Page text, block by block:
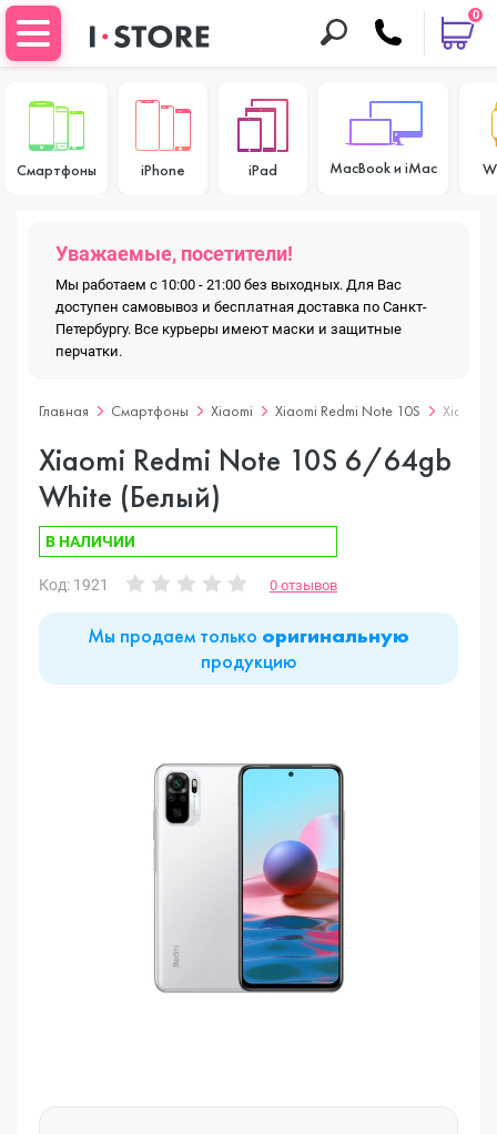
0
Смартфоны iPhone iPad MacBook и iMac
Уважаемые, посетители!
Мы работаем с 10:00 - 21:00 без выходных. Для Вас
доступен самовывоз и бесплатная доставка по Санкт-
Петербургу. Все курьеры имеют маски и защитные
перчатки.
Главная Смартфоны Xiaomi Xiaomi Redmi Note 10S Xiaomi
Xiaomi Redmi Note 10S 6/64gb
White (Белый)
В НАЛИЧИИ
Код: 1921 0 отзывов
Мы продаем только оригинальную
продукцию